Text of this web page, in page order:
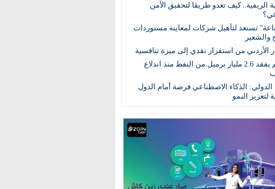
الريفية.. كيف تغدو طريقا لتحقيق الأمن
تستعد لتأهيل شركات لمعاينة مستوردات
والشعير
الأردني من استقرار نقدي إلى ميزة تنافسية
العالم يفقد 2.6 مليار برميل من النفط منذ اندلاع
الدولي: الذكاء الاصطناعي فرصة أمام الدول
لتعزيز النمو